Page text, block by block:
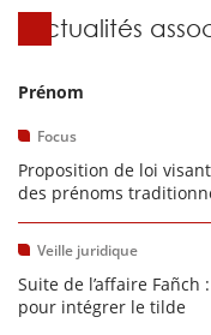
Actualités
Prénom
Focus
Proposition de loi
des prénoms
Veille juridique
Suite de l’affaire
pour intégrer le tilde